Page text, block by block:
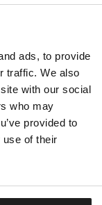
ads, to provide
traffic. We also
with our social
who may
provided to
use of their
kolekcji firmy PITBULL